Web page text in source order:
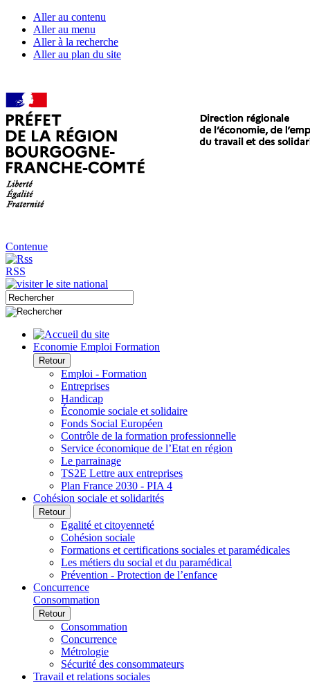
Aller au contenu
Aller au menu
Aller à la recherche
Aller au plan du site
Contenue
RSS
Economie Emploi Formation
Retour
Emploi - Formation
Entreprises
Handicap
Économie sociale et solidaire
Fonds Social Européen
Contrôle de la formation professionnelle
Service économique de l’Etat en région
Le parrainage
TS2E Lettre aux entreprises
Plan France 2030 - PIA 4
Cohésion sociale et solidarités
Retour
Egalité et citoyenneté
Cohésion sociale
Formations et certifications sociales et paramédicales
Les métiers du social et du paramédical
Prévention - Protection de l’enfance
Concurrence
Consommation
Retour
Consommation
Concurrence
Métrologie
Sécurité des consommateurs
Travail et relations sociales